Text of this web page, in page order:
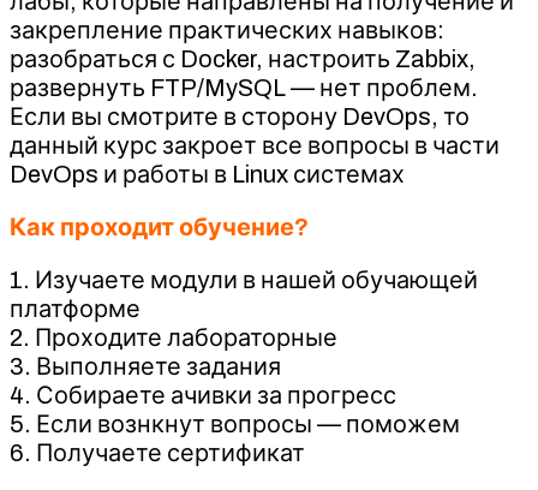
закрепление практических навыков:
разобраться с Docker, настроить Zabbix,
развернуть FTP/MySQL — нет проблем.
Если вы смотрите в сторону DevOps, то
данный курс закроет все вопросы в части
DevOps и работы в Linux системах
Как проходит обучение?
1. Изучаете модули в нашей обучающей
платформе
2. Проходите лабораторные
3. Выполняете задания
4. Собираете ачивки за прогресс
5. Если вознкнут вопросы — поможем
6. Получаете сертификат